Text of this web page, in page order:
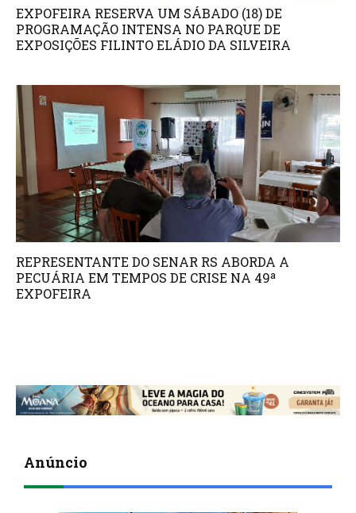
EXPOFEIRA RESERVA UM SÁBADO (18) DE
PROGRAMAÇÃO INTENSA NO PARQUE DE
EXPOSIÇÕES FILINTO ELÁDIO DA SILVEIRA
REPRESENTANTE DO SENAR RS ABORDA A
PECUÁRIA EM TEMPOS DE CRISE NA 49ª
EXPOFEIRA
Anúncio